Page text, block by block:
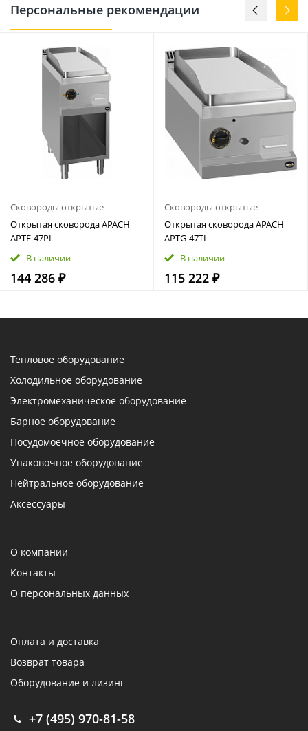
Персональные рекомендации
Сковороды открытые
Открытая сковорода APACH
APTE‑47PL
В наличии
144 286 ₽
Сковороды открытые
Открытая сковорода APACH
APTG‑47TL
В наличии
115 222 ₽
Тепловое оборудование
Холодильное оборудование
Электромеханическое оборудование
Барное оборудование
Посудомоечное оборудование
Упаковочное оборудование
Нейтральное оборудование
Аксессуары
О компании
Контакты
О персональных данных
Оплата и доставка
Возврат товара
Оборудование и лизинг
+7 (495) 970-81-58